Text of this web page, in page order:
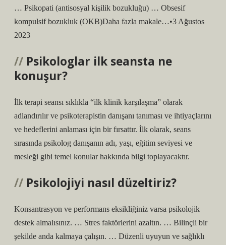
… Psikopati (antisosyal kişilik bozukluğu) … Obsesif
kompulsif bozukluk (OKB)Daha fazla makale…•3 Ağustos
2023
Psikologlar ilk seansta ne
konuşur?
İlk terapi seansı sıklıkla “ilk klinik karşılaşma” olarak
adlandırılır ve psikoterapistin danışanı tanıması ve ihtiyaçlarını
ve hedeflerini anlaması için bir fırsattır. İlk olarak, seans
sırasında psikolog danışanın adı, yaşı, eğitim seviyesi ve
mesleği gibi temel konular hakkında bilgi toplayacaktır.
Psikolojiyi nasıl düzeltiriz?
Konsantrasyon ve performans eksikliğiniz varsa psikolojik
destek almalısınız. … Stres faktörlerini azaltın. … Bilinçli bir
şekilde anda kalmaya çalışın. … Düzenli uyuyun ve sağlıklı